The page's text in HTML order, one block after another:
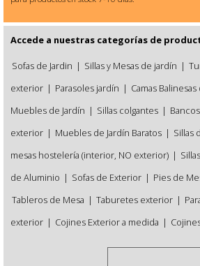
Accede a nuestras categorías de
Sofas de Jardin | Sillas y Mesas de jardín |
exterior | Parasoles jardín | Camas Balinesas
Muebles de Jardín | Sillas colgantes |
exterior | Muebles de Jardín Baratos | Sillas
mesas hostelería (interior, NO exterior) |
de Aluminio | Sofas de Exterior | Pies de
Tableros de Mesa | Taburetes exterior |
exterior | Cojines Exterior a medida |